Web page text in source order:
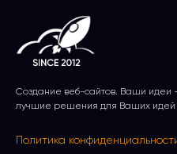
Создание веб-сайтов. Ваши
лучшие решения для Ваших идей
Политика